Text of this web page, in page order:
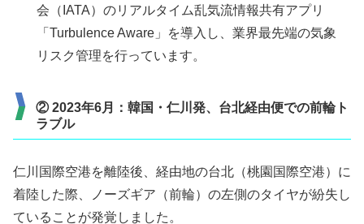
会（IATA）のリアルタイム乱気流情報共有アプリ
「Turbulence Aware」を導入し、業界最先端の気象
リスク管理を行っています。
② 2023年6月：韓国・仁川発、台北経由便での前輪ト
ラブル
仁川国際空港を離陸後、経由地の台北（桃園国際空港）に
着陸した際、ノーズギア（前輪）の左側のタイヤが紛失し
ていることが発覚しました。